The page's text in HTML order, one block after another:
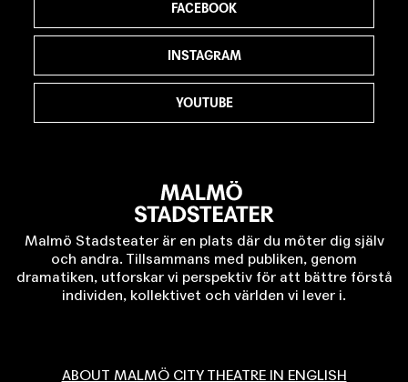
Malmö Stadsteater är en plats där du möter dig själv
och andra. Tillsammans med publiken, genom
dramatiken, utforskar vi perspektiv för att bättre förstå
individen, kollektivet och världen vi lever i.
ABOUT MALMÖ CITY THEATRE IN ENGLISH
FACEBOOK
INSTAGRAM
YOUTUBE